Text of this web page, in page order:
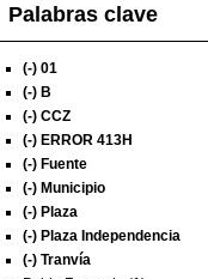
Palabras clave
(-) 01
(-) B
(-) CCZ
(-) ERROR 413H
(-) Fuente
(-) Municipio
(-) Plaza
(-) Plaza Independencia
(-) Tranvía